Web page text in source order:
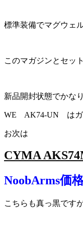
標準装備でマグウェ
このマガジンとセッ
新品開封状態でかな
WE AK74-UN はガ
お次は
CYMA
NoobArms価
こちらも真っ黒です